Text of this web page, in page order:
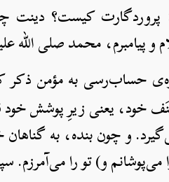
پروردگارت کیست؟
و پیامبرم، محمد صلی الله
حساب‌رسی به مؤمن ذکر
خود، یعنی زیرِ پوشش خود
و چون بنده، به
را می‌پوشانم و) تو را